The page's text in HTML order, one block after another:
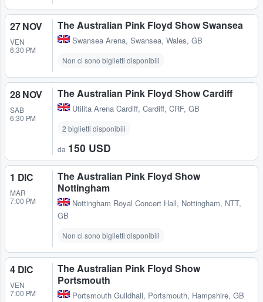
27 NOV
VEN
6:30 PM
The Australian Pink Floyd Show Swansea
Swansea Arena, Swansea, Wales, GB
Non ci sono biglietti disponibili
28 NOV
SAB
6:30 PM
The Australian Pink Floyd Show Cardiff
Utilita Arena Cardiff, Cardiff, CRF, GB
2 biglietti disponibili
da 150 USD
1 DIC
MAR
7:00 PM
The Australian Pink Floyd Show
Nottingham
Nottingham Royal Concert Hall, Nottingham, NTT,
GB
Non ci sono biglietti disponibili
4 DIC
VEN
7:00 PM
The Australian Pink Floyd Show
Portsmouth
Portsmouth Guildhall, Portsmouth, Hampshire, GB